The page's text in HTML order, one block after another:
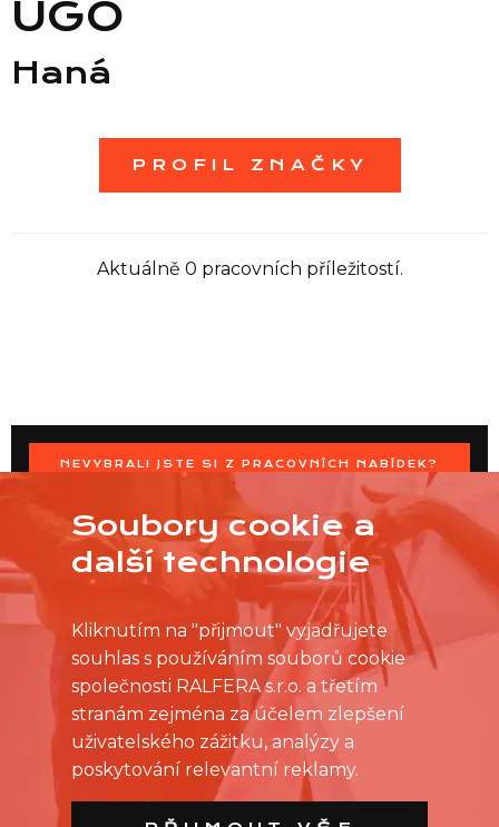
UGO
Haná
PROFIL ZNAČKY
Aktuálně 0 pracovních příležitostí.
NEVYBRALI JSTE SI Z PRACOVNÍCH NABÍDEK?
OSLOVTE PRODEJNU PŘÍMO S VAŠIMI ČASOVÝMI
MOŽNOSTMI
Soubory cookie a
další technologie
Kliknutím na "přijmout" vyjadřujete
souhlas s používáním souborů cookie
společnosti RALFERA s.r.o. a třetím
stranám zejména za účelem zlepšení
uživatelského zážitku, analýzy a
poskytování relevantní reklamy.